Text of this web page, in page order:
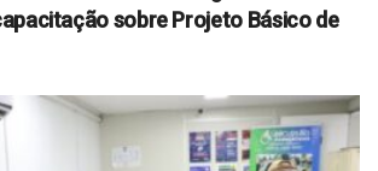
sobre Projeto Básico de